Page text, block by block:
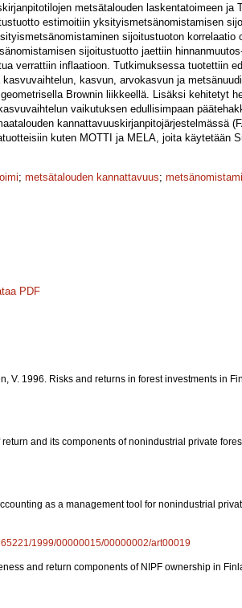
metsätalouden laskentatoimeen ja
estimoitiin yksityismetsänomistamisen
sijoitustuoton
sijoitustuotto jaettiin
verrattiin inflaatioon. Tutkimuksessa tuotettiin
kasvun, arvokasvun ja
Brownin liikkeellä. Lisäksi kehitetyt
vaikutuksen edullisimpaan
kannattavuuskirjanpitojärjestelmässä
kuten MOTTI ja MELA, joita käytetään
; metsätalouden kannattavuus;
PDF
V. 1996. Risks and returns in forest investments in
and its components of nonindustrial private
as a management tool for nonindustrial
1999/00000015/00000002/art00019
and return components of NIPF ownership in